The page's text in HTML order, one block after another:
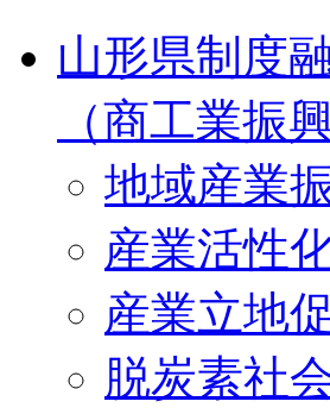
山形県制度
（商工業振
地域産業
産業活性
産業立地
脱炭素社